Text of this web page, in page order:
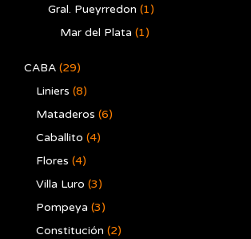
Gral. Pueyrredon (1)
Mar del Plata (1)
CABA (29)
Liniers (8)
Mataderos (6)
Caballito (4)
Flores (4)
Villa Luro (3)
Pompeya (3)
Constitución (2)